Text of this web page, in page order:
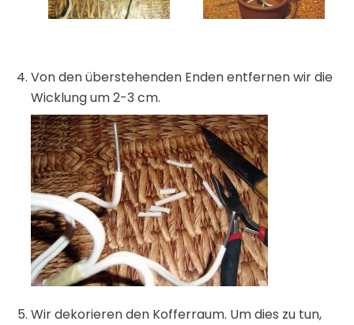
Von den überstehenden Enden entfernen wir die
Wicklung um 2-3 cm.
Wir dekorieren den Kofferraum. Um dies zu tun,